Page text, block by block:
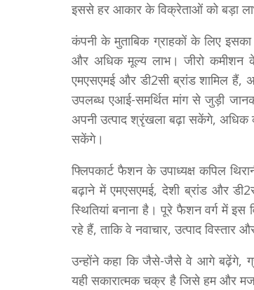
इससे हर आकार के विक्रेताओं को बड़ा
कंपनी के मुताबिक ग्राहकों के लिए इसका
और अधिक मूल्य लाभ। जीरो कमीशन
एमएसएमई और डी2सी ब्रांड शामिल हैं,
उपलब्ध एआई-समर्थित मांग से जुड़ी
अपनी उत्पाद श्रृंखला बढ़ा सकेंगे, अधिक
सकेंगे।
फ्लिपकार्ट फैशन के उपाध्यक्ष कपिल
बढ़ाने में एमएसएमई, देशी ब्रांड और
स्थितियां बनाना है। पूरे फैशन वर्ग में
रहे हैं, ताकि वे नवाचार, उत्पाद
उन्होंने कहा कि जैसे-जैसे वे आगे बढ़ेंगे,
यही सकारात्मक चक्र है जिसे हम और